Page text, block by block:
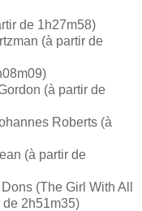
de 1h27m58)
(à partir de
(à partir de
Roberts (à
(à partir de
(The Girl With All
de 2h51m35)